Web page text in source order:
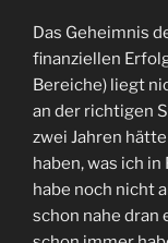
Das Geheimnis
finanziellen
Bereiche) liegt
an der richtigen
zwei Jahren
haben, was ich
habe noch nicht
schon nahe dran